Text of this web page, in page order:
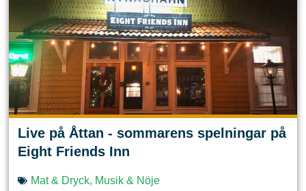
Live på Åttan - sommarens spelningar på
Eight Friends Inn
Mat & Dryck, Musik & Nöje